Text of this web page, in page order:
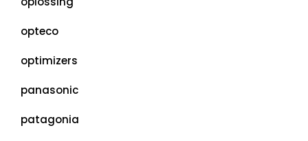
opteco
optimizers
panasonic
patagonia